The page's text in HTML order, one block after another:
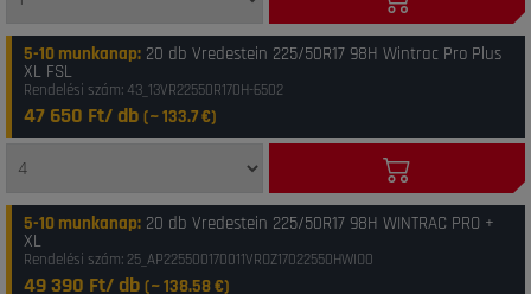
5-10 munkanap: 20 db Vredestein 225/50R17 98H Wintrac Pro Plus
XL FSL
Rendelési szám: 43_13VR22550R170H-6502
47 650 Ft/ db (~133.7€)
5-10 munkanap: 20 db Vredestein 225/50R17 98H WINTRAC PRO +
XL
Rendelési szám: 25_AP225500170011VROZ17022550HWIO0
49 390 Ft/ db (~138.58€)